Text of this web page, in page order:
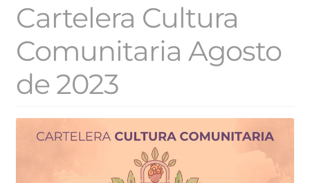
Cartelera Cultura
Comunitaria Agosto
de 2023